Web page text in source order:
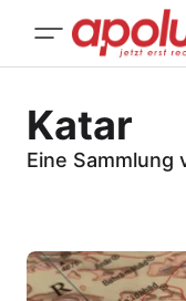
Katar
Eine Sammlung